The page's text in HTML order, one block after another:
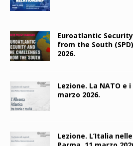
Euroatlantic
from the South
2026.
Lezione. La NATO e
marzo 2026.
Lezione. L’Italia